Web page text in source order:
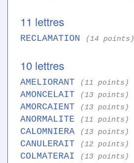
11 lettres
RECLAMATION (14 points)
10 lettres
AMELIORANT (11 points)
AMONCELAIT (13 points)
AMORCAIENT (13 points)
ANORMALITE (11 points)
CALOMNIERA (13 points)
CANULERAIT (12 points)
COLMATERAI (13 points)